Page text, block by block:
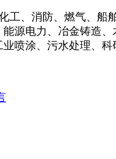
工、消防、燃气、船
能源电力、冶金铸造
喷涂、污水处理、